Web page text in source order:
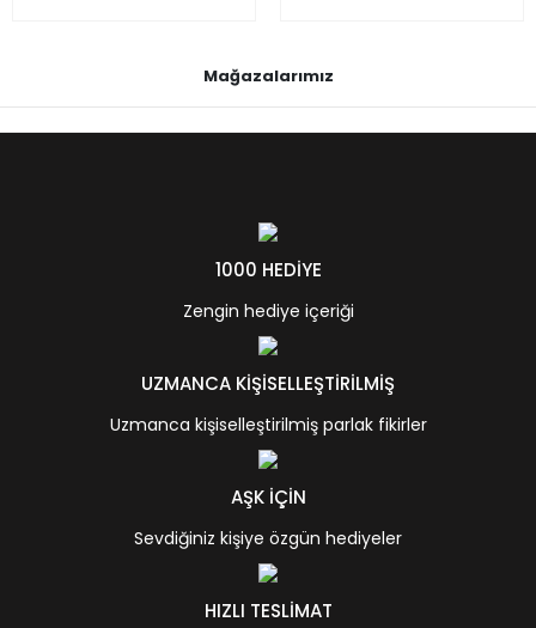
Mağazalarımız
1000 HEDİYE
Zengin hediye içeriği
UZMANCA KİŞİSELLEŞTİRİLMİŞ
Uzmanca kişiselleştirilmiş parlak fikirler
AŞK İÇİN
Sevdiğiniz kişiye özgün hediyeler
HIZLI TESLİMAT